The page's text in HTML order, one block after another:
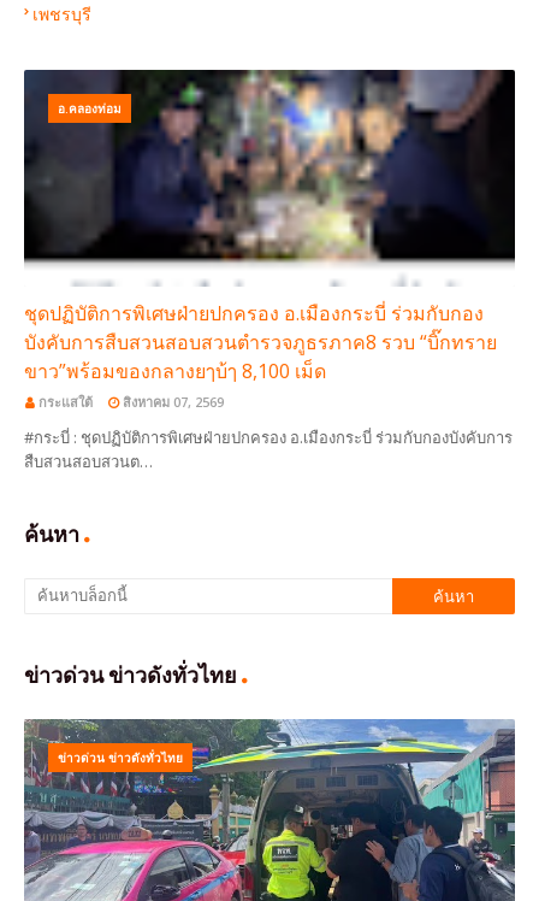
เพชรบุรี
อ.คลองท่อม
ชุดปฏิบัติการพิเศษฝ่ายปกครอง อ.เมืองกระบี่ ร่วมกับกอง
บังคับการสืบสวนสอบสวนตำรวจภูธรภาค8 รวบ “บิ๊กทราย
ขาว”พร้อมของกลางยๅบ้ๅ 8,100 เม็ด
กระแสใต้ สิงหาคม 07, 2569
#กระบี่ : ชุดปฏิบัติการพิเศษฝ่ายปกครอง อ.เมืองกระบี่ ร่วมกับกองบังคับการ
สืบสวนสอบสวนต…
ค้นหา
ข่าวด่วน ข่าวดังทั่วไทย
ข่าวด่วน ข่าวดังทั่วไทย